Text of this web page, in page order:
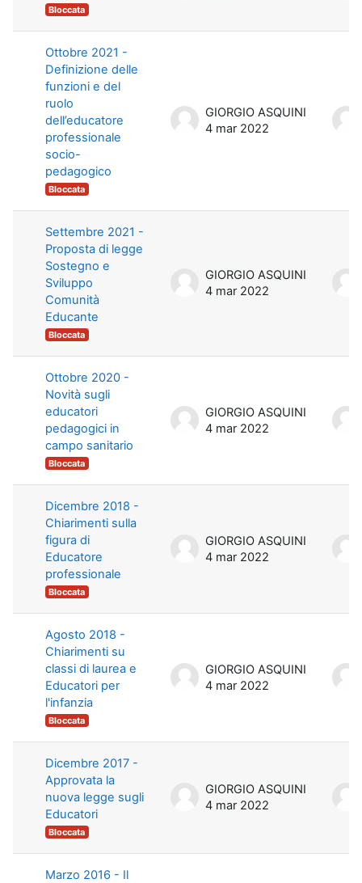
Bloccata
Ottobre 2021 -
Definizione delle
funzioni e del
ruolo
dell’educatore
professionale
socio-
pedagogico
Bloccata
GIORGIO ASQUINI
4 mar 2022
Settembre 2021 -
Proposta di legge
Sostegno e
Sviluppo
Comunità
Educante
Bloccata
GIORGIO ASQUINI
4 mar 2022
Ottobre 2020 -
Novità sugli
educatori
pedagogici in
campo sanitario
Bloccata
GIORGIO ASQUINI
4 mar 2022
Dicembre 2018 -
Chiarimenti sulla
figura di
Educatore
professionale
Bloccata
GIORGIO ASQUINI
4 mar 2022
Agosto 2018 -
Chiarimenti su
classi di laurea e
Educatori per
l'infanzia
Bloccata
GIORGIO ASQUINI
4 mar 2022
Dicembre 2017 -
Approvata la
nuova legge sugli
Educatori
Bloccata
GIORGIO ASQUINI
4 mar 2022
Marzo 2016 - Il